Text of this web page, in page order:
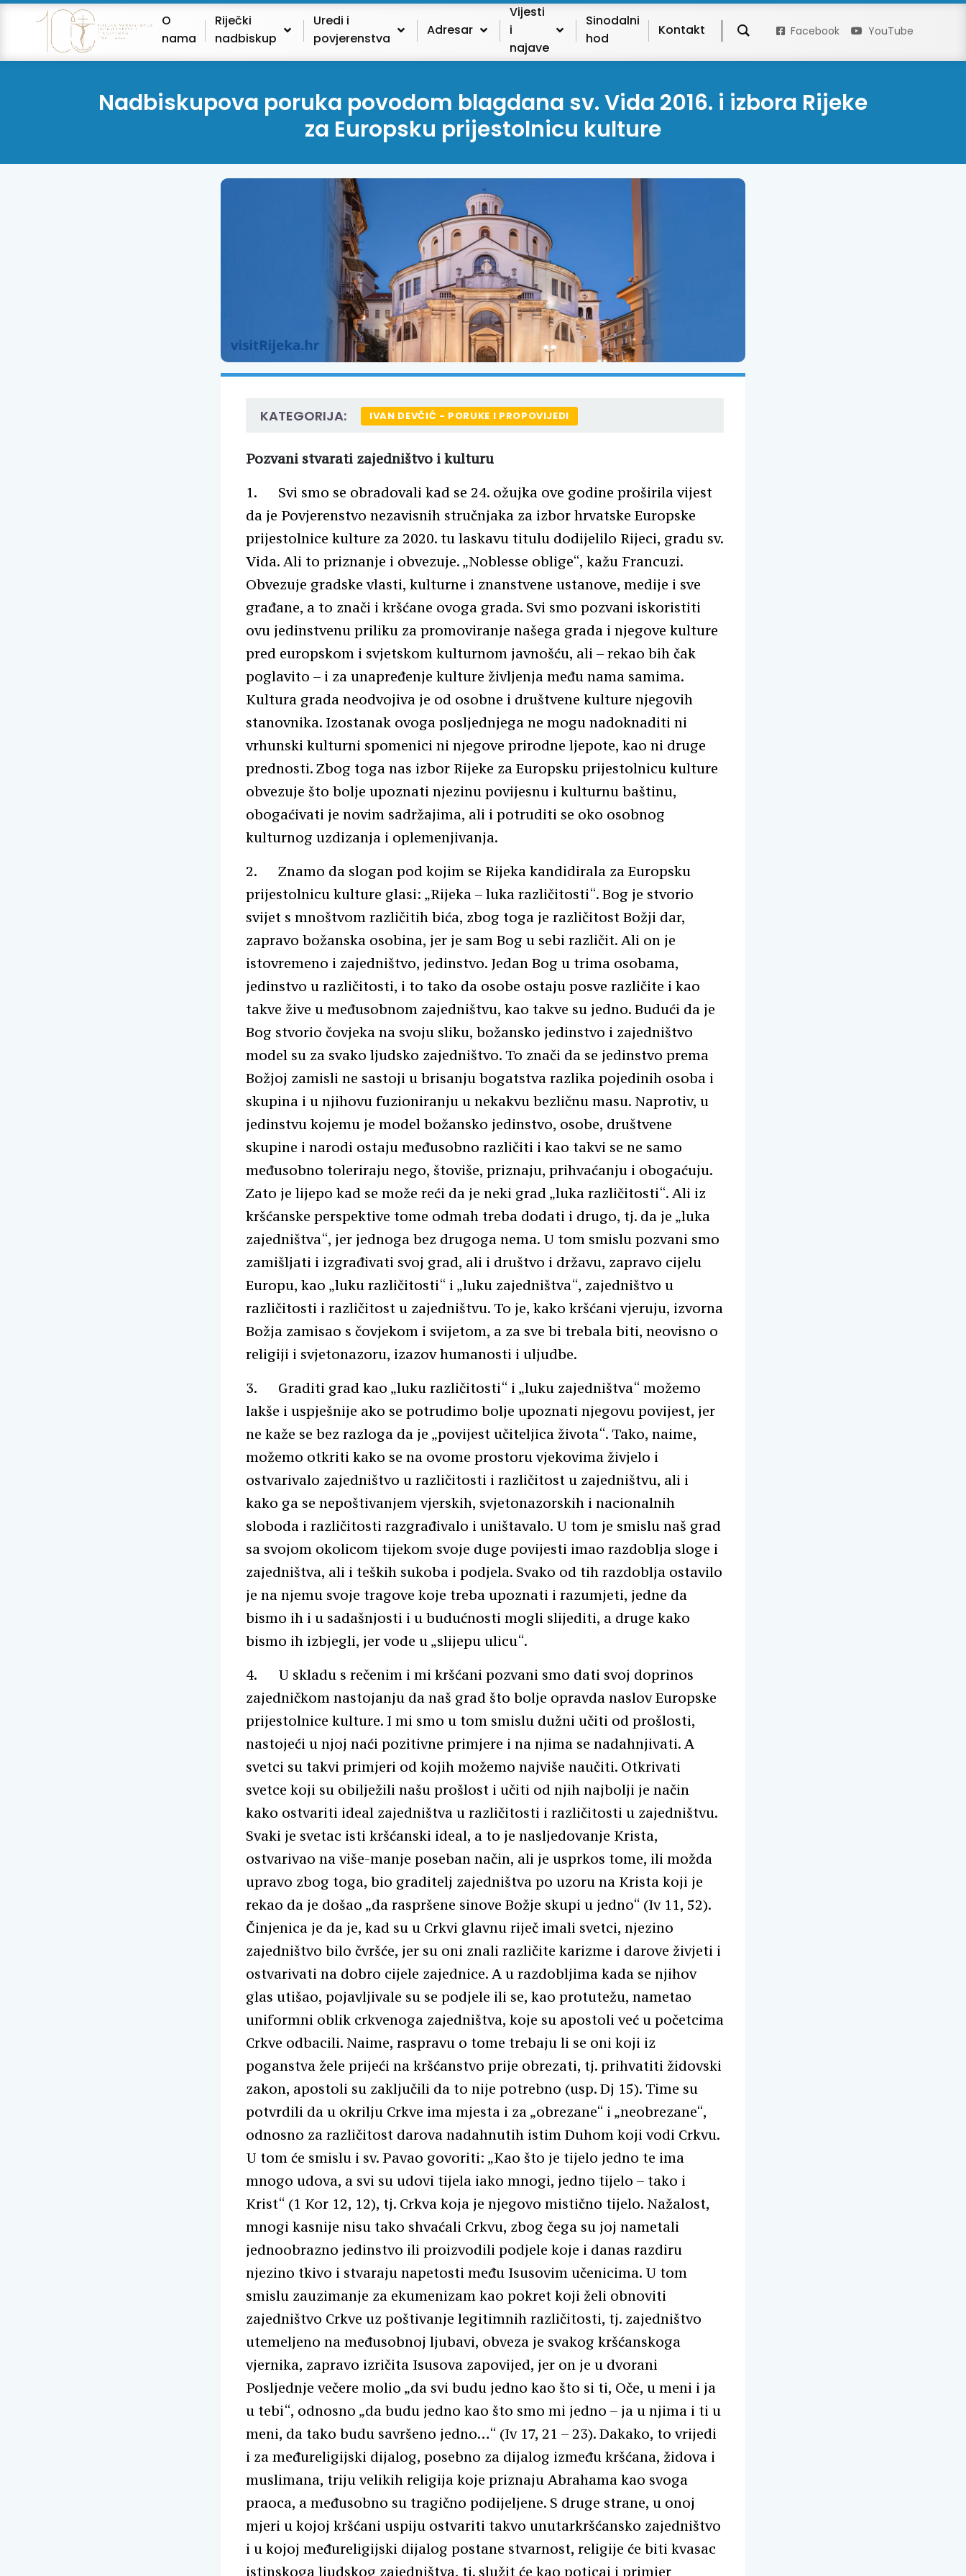
O
nama
Riječki
nadbiskup
Uredi i
povjerenstva
Adresar
Vijesti
i
najave
Sinodalni
hod
Kontakt Facebook YouTube
Nadbiskupova poruka povodom blagdana sv. Vida 2016. i izbora Rijeke
za Europsku prijestolnicu kulture
KATEGORIJA: IVAN DEVČIĆ - PORUKE I PROPOVIJEDI
Pozvani stvarati zajedništvo i kulturu
1. Svi smo se obradovali kad se 24. ožujka ove godine proširila vijest
da je Povjerenstvo nezavisnih stručnjaka za izbor hrvatske Europske
prijestolnice kulture za 2020. tu laskavu titulu dodijelilo Rijeci, gradu sv.
Vida. Ali to priznanje i obvezuje. „Noblesse oblige“, kažu Francuzi.
Obvezuje gradske vlasti, kulturne i znanstvene ustanove, medije i sve
građane, a to znači i kršćane ovoga grada. Svi smo pozvani iskoristiti
ovu jedinstvenu priliku za promoviranje našega grada i njegove kulture
pred europskom i svjetskom kulturnom javnošću, ali – rekao bih čak
poglavito – i za unapređenje kulture življenja među nama samima.
Kultura grada neodvojiva je od osobne i društvene kulture njegovih
stanovnika. Izostanak ovoga posljednjega ne mogu nadoknaditi ni
vrhunski kulturni spomenici ni njegove prirodne ljepote, kao ni druge
prednosti. Zbog toga nas izbor Rijeke za Europsku prijestolnicu kulture
obvezuje što bolje upoznati njezinu povijesnu i kulturnu baštinu,
obogaćivati je novim sadržajima, ali i potruditi se oko osobnog
kulturnog uzdizanja i oplemenjivanja.
2. Znamo da slogan pod kojim se Rijeka kandidirala za Europsku
prijestolnicu kulture glasi: „Rijeka – luka različitosti“. Bog je stvorio
svijet s mnoštvom različitih bića, zbog toga je različitost Božji dar,
zapravo božanska osobina, jer je sam Bog u sebi različit. Ali on je
istovremeno i zajedništvo, jedinstvo. Jedan Bog u trima osobama,
jedinstvo u različitosti, i to tako da osobe ostaju posve različite i kao
takve žive u međusobnom zajedništvu, kao takve su jedno. Budući da je
Bog stvorio čovjeka na svoju sliku, božansko jedinstvo i zajedništvo
model su za svako ljudsko zajedništvo. To znači da se jedinstvo prema
Božjoj zamisli ne sastoji u brisanju bogatstva razlika pojedinih osoba i
skupina i u njihovu fuzioniranju u nekakvu bezličnu masu. Naprotiv, u
jedinstvu kojemu je model božansko jedinstvo, osobe, društvene
skupine i narodi ostaju međusobno različiti i kao takvi se ne samo
međusobno toleriraju nego, štoviše, priznaju, prihvaćanju i obogaćuju.
Zato je lijepo kad se može reći da je neki grad „luka različitosti“. Ali iz
kršćanske perspektive tome odmah treba dodati i drugo, tj. da je „luka
zajedništva“, jer jednoga bez drugoga nema. U tom smislu pozvani smo
zamišljati i izgrađivati svoj grad, ali i društvo i državu, zapravo cijelu
Europu, kao „luku različitosti“ i „luku zajedništva“, zajedništvo u
različitosti i različitost u zajedništvu. To je, kako kršćani vjeruju, izvorna
Božja zamisao s čovjekom i svijetom, a za sve bi trebala biti, neovisno o
religiji i svjetonazoru, izazov humanosti i uljudbe.
3. Graditi grad kao „luku različitosti“ i „luku zajedništva“ možemo
lakše i uspješnije ako se potrudimo bolje upoznati njegovu povijest, jer
ne kaže se bez razloga da je „povijest učiteljica života“. Tako, naime,
možemo otkriti kako se na ovome prostoru vjekovima živjelo i
ostvarivalo zajedništvo u različitosti i različitost u zajedništvu, ali i
kako ga se nepoštivanjem vjerskih, svjetonazorskih i nacionalnih
sloboda i različitosti razgrađivalo i uništavalo. U tom je smislu naš grad
sa svojom okolicom tijekom svoje duge povijesti imao razdoblja sloge i
zajedništva, ali i teških sukoba i podjela. Svako od tih razdoblja ostavilo
je na njemu svoje tragove koje treba upoznati i razumjeti, jedne da
bismo ih i u sadašnjosti i u budućnosti mogli slijediti, a druge kako
bismo ih izbjegli, jer vode u „slijepu ulicu“.
4. U skladu s rečenim i mi kršćani pozvani smo dati svoj doprinos
zajedničkom nastojanju da naš grad što bolje opravda naslov Europske
prijestolnice kulture. I mi smo u tom smislu dužni učiti od prošlosti,
nastojeći u njoj naći pozitivne primjere i na njima se nadahnjivati. A
svetci su takvi primjeri od kojih možemo najviše naučiti. Otkrivati
svetce koji su obilježili našu prošlost i učiti od njih najbolji je način
kako ostvariti ideal zajedništva u različitosti i različitosti u zajedništvu.
Svaki je svetac isti kršćanski ideal, a to je nasljedovanje Krista,
ostvarivao na više-manje poseban način, ali je usprkos tome, ili možda
upravo zbog toga, bio graditelj zajedništva po uzoru na Krista koji je
rekao da je došao „da raspršene sinove Božje skupi u jedno“ (Iv 11, 52).
Činjenica je da je, kad su u Crkvi glavnu riječ imali svetci, njezino
zajedništvo bilo čvršće, jer su oni znali različite karizme i darove živjeti i
ostvarivati na dobro cijele zajednice. A u razdobljima kada se njihov
glas utišao, pojavljivale su se podjele ili se, kao protutežu, nametao
uniformni oblik crkvenoga zajedništva, koje su apostoli već u početcima
Crkve odbacili. Naime, raspravu o tome trebaju li se oni koji iz
poganstva žele prijeći na kršćanstvo prije obrezati, tj. prihvatiti židovski
zakon, apostoli su zaključili da to nije potrebno (usp. Dj 15). Time su
potvrdili da u okrilju Crkve ima mjesta i za „obrezane“ i „neobrezane“,
odnosno za različitost darova nadahnutih istim Duhom koji vodi Crkvu.
U tom će smislu i sv. Pavao govoriti: „Kao što je tijelo jedno te ima
mnogo udova, a svi su udovi tijela iako mnogi, jedno tijelo – tako i
Krist“ (1 Kor 12, 12), tj. Crkva koja je njegovo mistično tijelo. Nažalost,
mnogi kasnije nisu tako shvaćali Crkvu, zbog čega su joj nametali
jednoobrazno jedinstvo ili proizvodili podjele koje i danas razdiru
njezino tkivo i stvaraju napetosti među Isusovim učenicima. U tom
smislu zauzimanje za ekumenizam kao pokret koji želi obnoviti
zajedništvo Crkve uz poštivanje legitimnih različitosti, tj. zajedništvo
utemeljeno na međusobnoj ljubavi, obveza je svakog kršćanskoga
vjernika, zapravo izričita Isusova zapovijed, jer on je u dvorani
Posljednje večere molio „da svi budu jedno kao što si ti, Oče, u meni i ja
u tebi“, odnosno „da budu jedno kao što smo mi jedno – ja u njima i ti u
meni, da tako budu savršeno jedno…“ (Iv 17, 21 – 23). Dakako, to vrijedi
i za međureligijski dijalog, posebno za dijalog između kršćana, židova i
muslimana, triju velikih religija koje priznaju Abrahama kao svoga
praoca, a međusobno su tragično podijeljene. S druge strane, u onoj
mjeri u kojoj kršćani uspiju ostvariti takvo unutarkršćansko zajedništvo
i u kojoj međureligijski dijalog postane stvarnost, religije će biti kvasac
istinskoga ljudskog zajedništva, tj. služit će kao poticaj i primjer